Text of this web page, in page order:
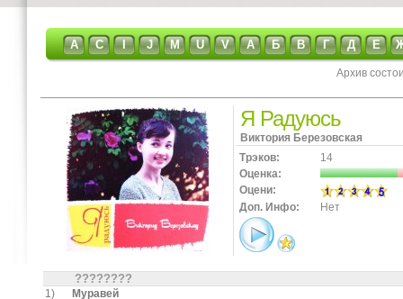
A C I J M U V А Б В Г Д Е
Архив
Я Радуюсь
Виктория Березовская
Трэков:
14
Оценка:
Оцени:
Доп. Инфо:
Нет
????????
1)
Муравей